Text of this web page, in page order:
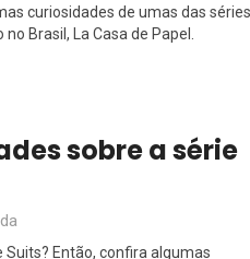
curiosidades de umas das séries
Brasil, La Casa de Papel.
sobre a série
Suits? Então, confira algumas